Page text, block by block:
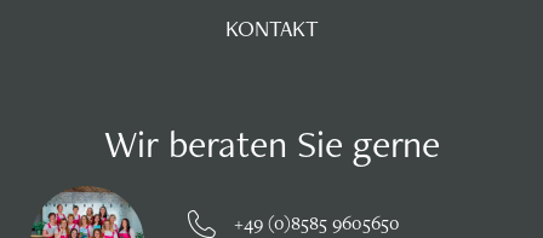
KONTAKT
Wir beraten Sie gerne
+49 (0)8585 9605650